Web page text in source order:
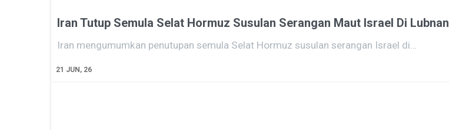
Iran Tutup Semula Selat Hormuz Susulan Serangan Maut Israel Di Lubnan
21 JUN, 26
Iran mengumumkan penutupan semula Selat Hormuz susulan serangan Israel di…